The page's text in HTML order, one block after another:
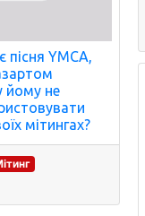
пісня YMCA,
йому не
мітингах?